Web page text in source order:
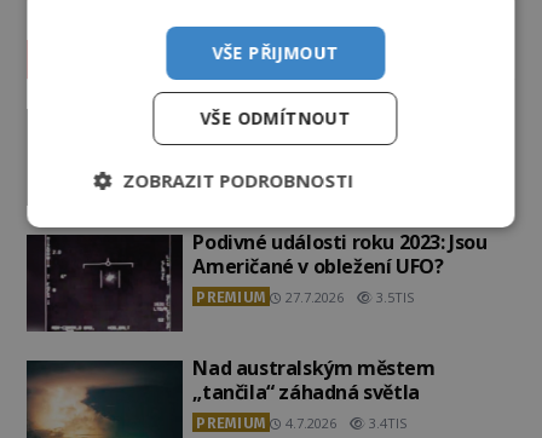
Vesmír a technologie
Co zachycují tajemné snímky
Marsu? Je na něm přeci jen voda?
Podivné události roku 2023: Jsou
Američané v obležení UFO?
PREMIUM 27.7.2026 3.5TIS
Nad australským městem
„tančila“ záhadná světla
PREMIUM 4.7.2026 3.4TIS
VŠE PŘIJMOUT
VŠE ODMÍTNOUT
ZOBRAZIT PODROBNOSTI